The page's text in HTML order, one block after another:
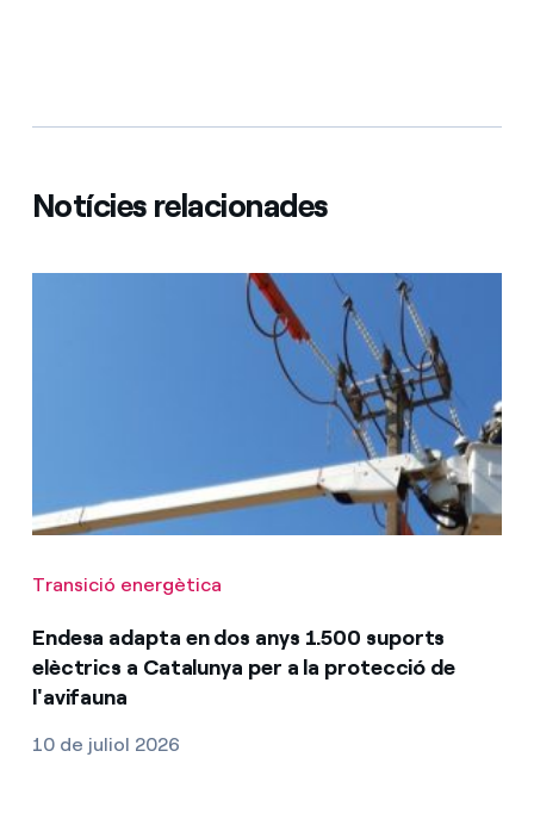
Notícies relacionades
Transició energètica
Endesa adapta en dos anys 1.500 suports
elèctrics a Catalunya per a la protecció de
l'avifauna
10 de juliol 2026